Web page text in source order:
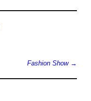
Fashion Show →